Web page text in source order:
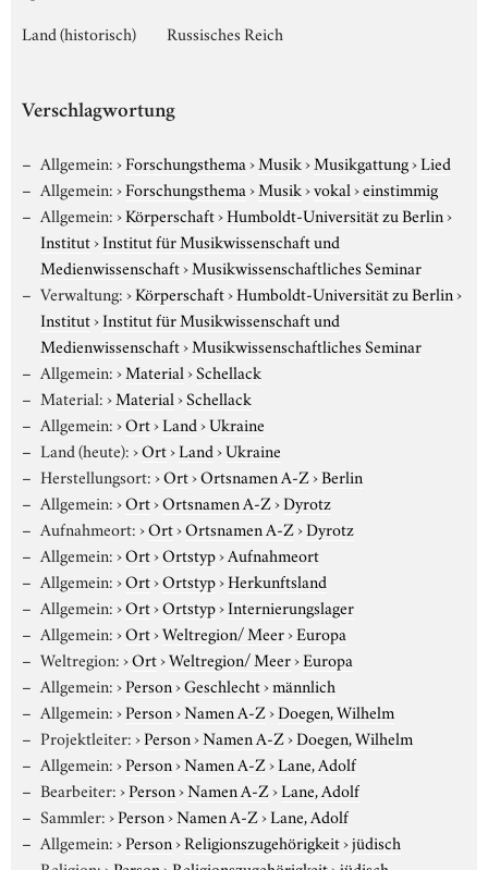
Land (historisch) Russisches Reich
Verschlagwortung
Allgemein:›Forschungsthema›Musik›Musikgattung›Lied
Allgemein:›Forschungsthema›Musik›vokal›einstimmig
Allgemein:›Körperschaft›Humboldt-Universität zu Berlin›
Institut›Institut für Musikwissenschaft und
Medienwissenschaft›Musikwissenschaftliches Seminar
Verwaltung:›Körperschaft›Humboldt-Universität zu Berlin›
Institut›Institut für Musikwissenschaft und
Medienwissenschaft›Musikwissenschaftliches Seminar
Allgemein:›Material›Schellack
Material:›Material›Schellack
Allgemein:›Ort›Land›Ukraine
Land (heute):›Ort›Land›Ukraine
Herstellungsort:›Ort›Ortsnamen A-Z›Berlin
Allgemein:›Ort›Ortsnamen A-Z›Dyrotz
Aufnahmeort:›Ort›Ortsnamen A-Z›Dyrotz
Allgemein:›Ort›Ortstyp›Aufnahmeort
Allgemein:›Ort›Ortstyp›Herkunftsland
Allgemein:›Ort›Ortstyp›Internierungslager
Allgemein:›Ort›Weltregion/ Meer›Europa
Weltregion:›Ort›Weltregion/ Meer›Europa
Allgemein:›Person›Geschlecht›männlich
Allgemein:›Person›Namen A-Z›Doegen, Wilhelm
Projektleiter:›Person›Namen A-Z›Doegen, Wilhelm
Allgemein:›Person›Namen A-Z›Lane, Adolf
Bearbeiter:›Person›Namen A-Z›Lane, Adolf
Sammler:›Person›Namen A-Z›Lane, Adolf
Allgemein:›Person›Religionszugehörigkeit›jüdisch